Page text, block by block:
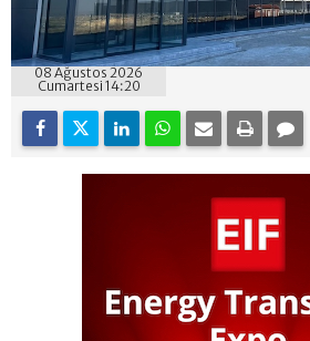
08 Ağustos 2026
Cumartesi 14:20